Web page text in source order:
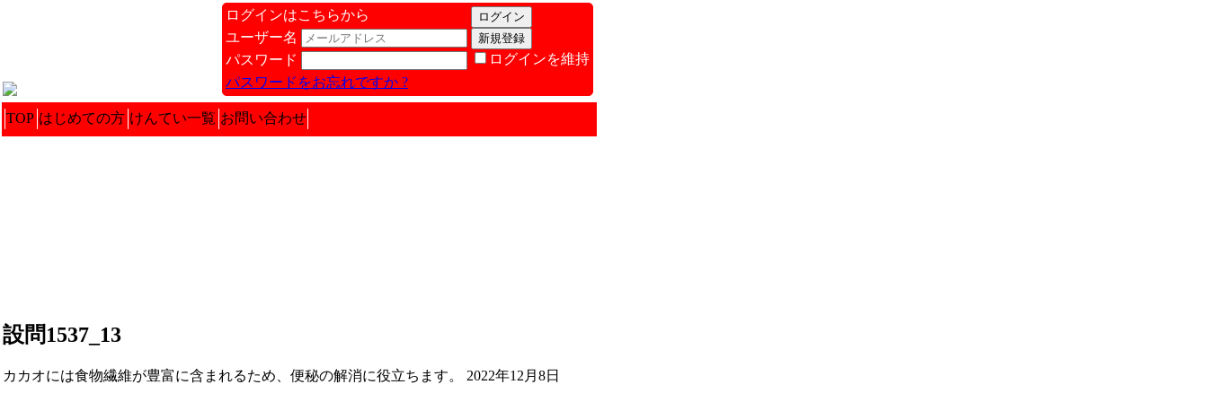
ログインはこちらから
ログインを維持
ユーザー名
パスワード
パスワードをお忘れですか ?
TOP はじめての方 けんてい一覧 お問い合わせ
設問1537_13
カカオには食物繊維が豊富に含まれるため、便秘の解消に役立ちます。 2022年12月8日